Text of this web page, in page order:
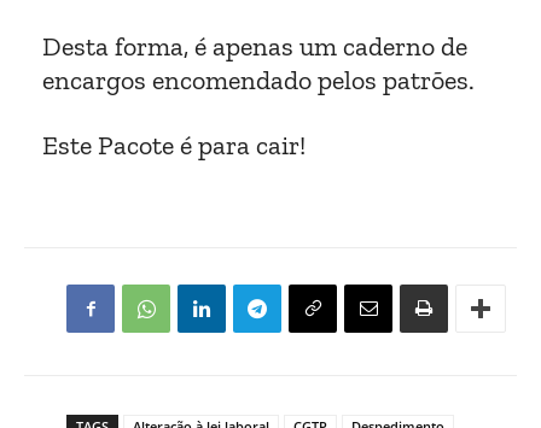
Desta forma, é apenas um caderno de
encargos encomendado pelos patrões.
Este Pacote é para cair!